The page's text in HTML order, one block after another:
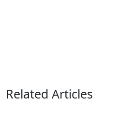
Related Articles